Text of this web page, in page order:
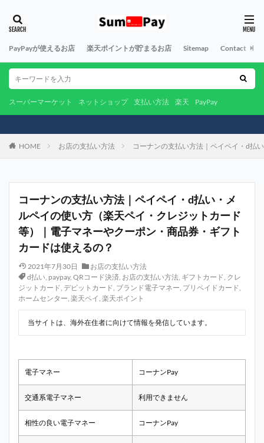
PayPayが使えるお店 楽天ポイントが貯まるお店 Sitemap Contact
スーパーマーケット ネットショップ 支払い方法 楽天 PayPay
HOME お店の支払い方法 コーナンの支払い方法｜ペイペイ・d払
コーナンの支払い方法｜ペイペイ・d払い・メ
ルペイの使い方（楽天ペイ・クレジットカード
等）｜電子マネーやクーポン・商品券・ギフト
カードは使えるの？
2021年7月30日
お店の支払い方法
d払い, paypay, QRコード決済, お店の支払い方法, ギフトカード, クレ
ジットカード, デビットカード, ブランド電子マネー, プリペイドカード,
ホームセンター, 楽天ペイ, 楽天ポイント
当サイトは、海外在住者に向けて情報を発信しています。
電子マネー コーナンPay
交通系電子マネー 利用できません
相性の良い電子マネー コーナンPay